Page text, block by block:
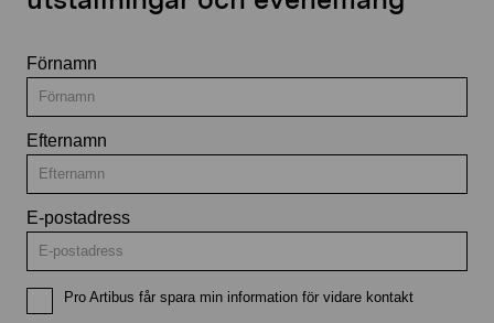
Förnamn
Efternamn
E-postadress
Pro Artibus får spara min information för vidare kontakt